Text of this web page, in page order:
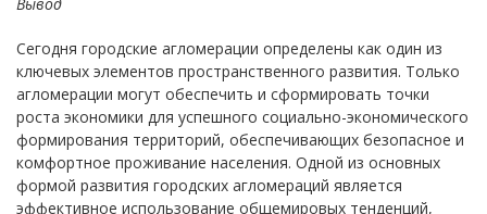
Сегодня городские агломерации определены как один из
ключевых элементов пространственного развития. Только
агломерации могут обеспечить и сформировать точки
роста экономики для успешного социально-экономического
формирования территорий, обеспечивающих безопасное и
комфортное проживание населения. Одной из основных
формой развития городских агломераций является
эффективное использование общемировых тенденций,